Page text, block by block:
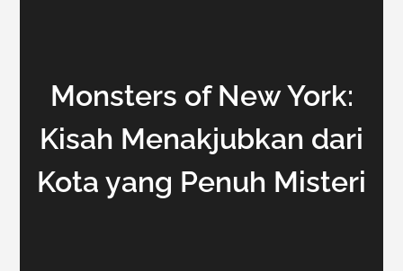
Monsters of New York:
Kisah Menakjubkan dari
Kota yang Penuh Misteri